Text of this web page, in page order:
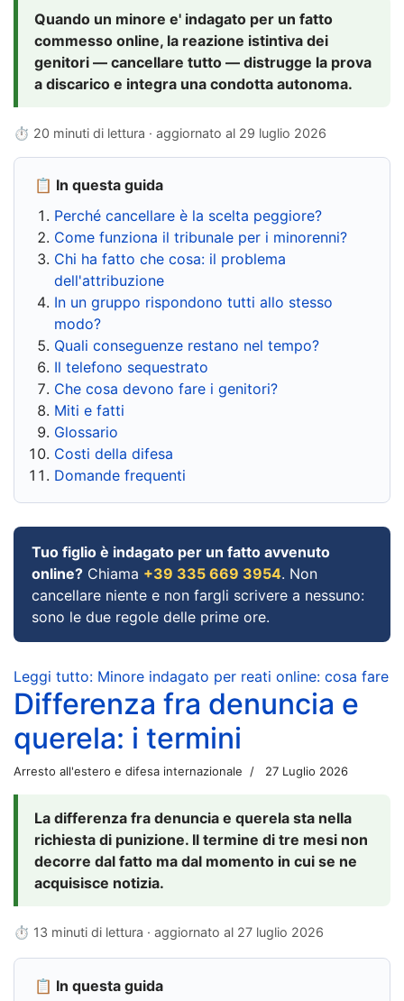
Quando un minore e' indagato per un fatto
commesso online, la reazione istintiva dei
genitori — cancellare tutto — distrugge la prova
a discarico e integra una condotta autonoma.
⏱ 20 minuti di lettura · aggiornato al 29 luglio 2026
📋 In questa guida
Perché cancellare è la scelta peggiore?
Come funziona il tribunale per i minorenni?
Chi ha fatto che cosa: il problema
dell'attribuzione
In un gruppo rispondono tutti allo stesso
modo?
Quali conseguenze restano nel tempo?
Il telefono sequestrato
Che cosa devono fare i genitori?
Miti e fatti
Glossario
Costi della difesa
Domande frequenti
Tuo figlio è indagato per un fatto avvenuto
online? Chiama +39 335 669 3954. Non
cancellare niente e non fargli scrivere a nessuno:
sono le due regole delle prime ore.
Leggi tutto: Minore indagato per reati online: cosa fare
Differenza fra denuncia e
querela: i termini
Arresto all'estero e difesa internazionale 27 Luglio 2026
La differenza fra denuncia e querela sta nella
richiesta di punizione. Il termine di tre mesi non
decorre dal fatto ma dal momento in cui se ne
acquisisce notizia.
⏱ 13 minuti di lettura · aggiornato al 27 luglio 2026
📋 In questa guida